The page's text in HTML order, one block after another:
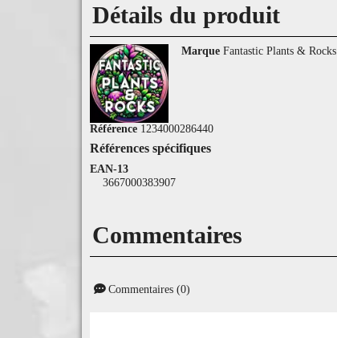
Détails du produit
Marque Fantastic Plants & Rocks
Référence 1234000286440
Références spécifiques
EAN-13
3667000383907
Commentaires
Commentaires (0)